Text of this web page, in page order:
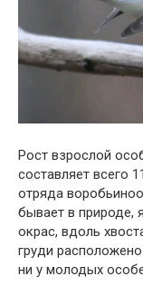
Рост взрослой
составляет всего
отряда
бывает в природе,
окрас, вдоль
груди
ни у молодых